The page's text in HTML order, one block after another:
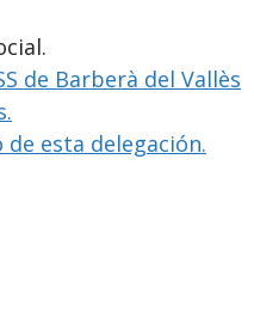
de Barberà del Vallès
esta delegación.